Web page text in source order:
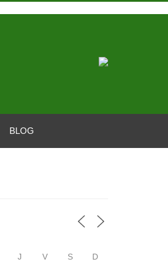
BLOG
J V S D